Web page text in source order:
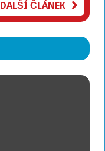
DALŠÍ ČLÁNEK